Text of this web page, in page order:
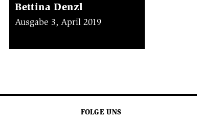
Bettina Denzl
Ausgabe 3, April 2019
FOLGE UNS